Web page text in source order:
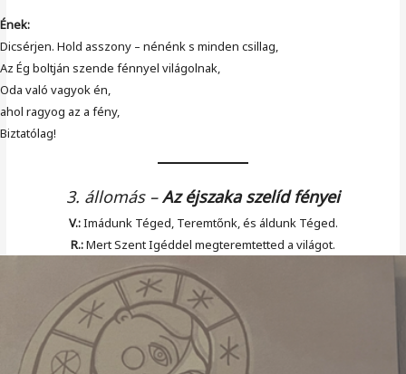
Ének:
Dicsérjen. Hold asszony – nénénk s minden csillag,
Az Ég boltján szende fénnyel világolnak,
Oda való vagyok én,
ahol ragyog az a fény,
Biztatólag!
3. állomás – Az éjszaka szelíd fényei
V.:Imádunk Téged, Teremtőnk, és áldunk Téged.
R.:Mert Szent Igéddel megteremtetted a világot.